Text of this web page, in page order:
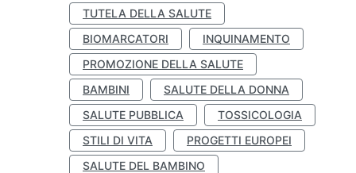
TUTELA DELLA SALUTE
BIOMARCATORI
INQUINAMENTO
PROMOZIONE DELLA SALUTE
BAMBINI
SALUTE DELLA DONNA
SALUTE PUBBLICA
TOSSICOLOGIA
STILI DI VITA
PROGETTI EUROPEI
SALUTE DEL BAMBINO